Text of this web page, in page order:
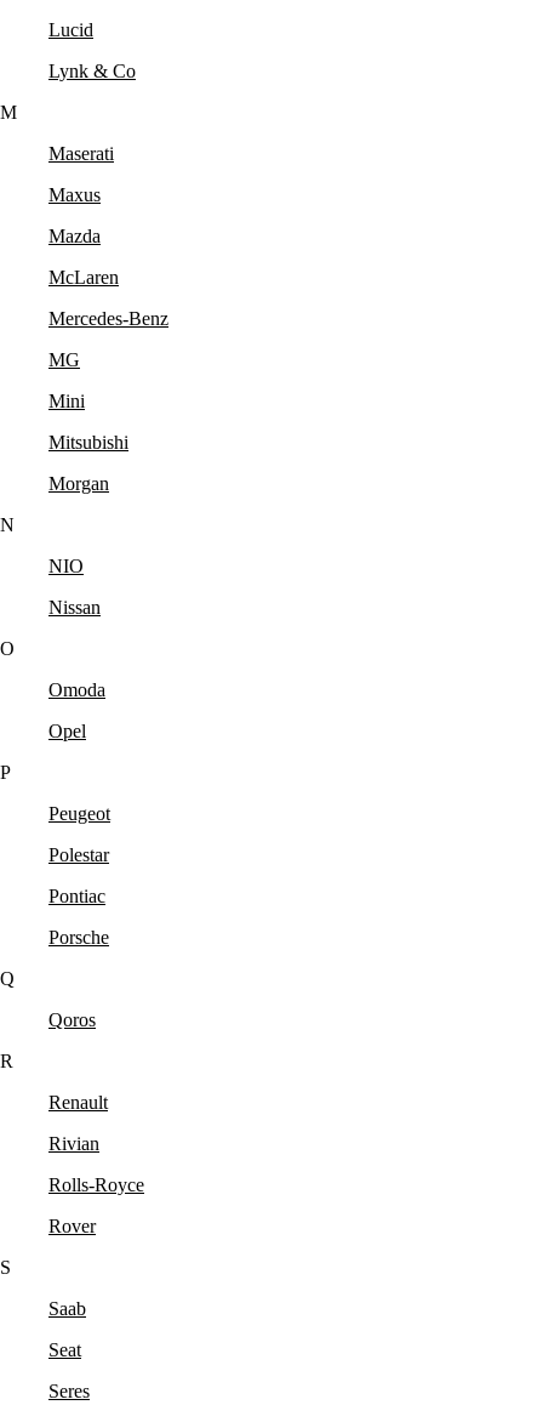
Lucid
Lynk & Co
M
Maserati
Maxus
Mazda
McLaren
Mercedes-Benz
MG
Mini
Mitsubishi
Morgan
N
NIO
Nissan
O
Omoda
Opel
P
Peugeot
Polestar
Pontiac
Porsche
Q
Qoros
R
Renault
Rivian
Rolls-Royce
Rover
S
Saab
Seat
Seres